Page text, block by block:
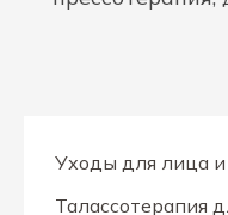
Уходы для лица и
Талассотерапия